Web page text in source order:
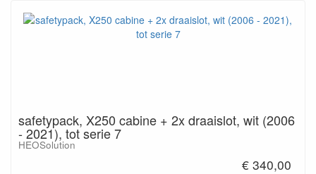
safetypack, X250 cabine + 2x draaislot, wit (2006
- 2021), tot serie 7
HEOSolution
€ 340,00